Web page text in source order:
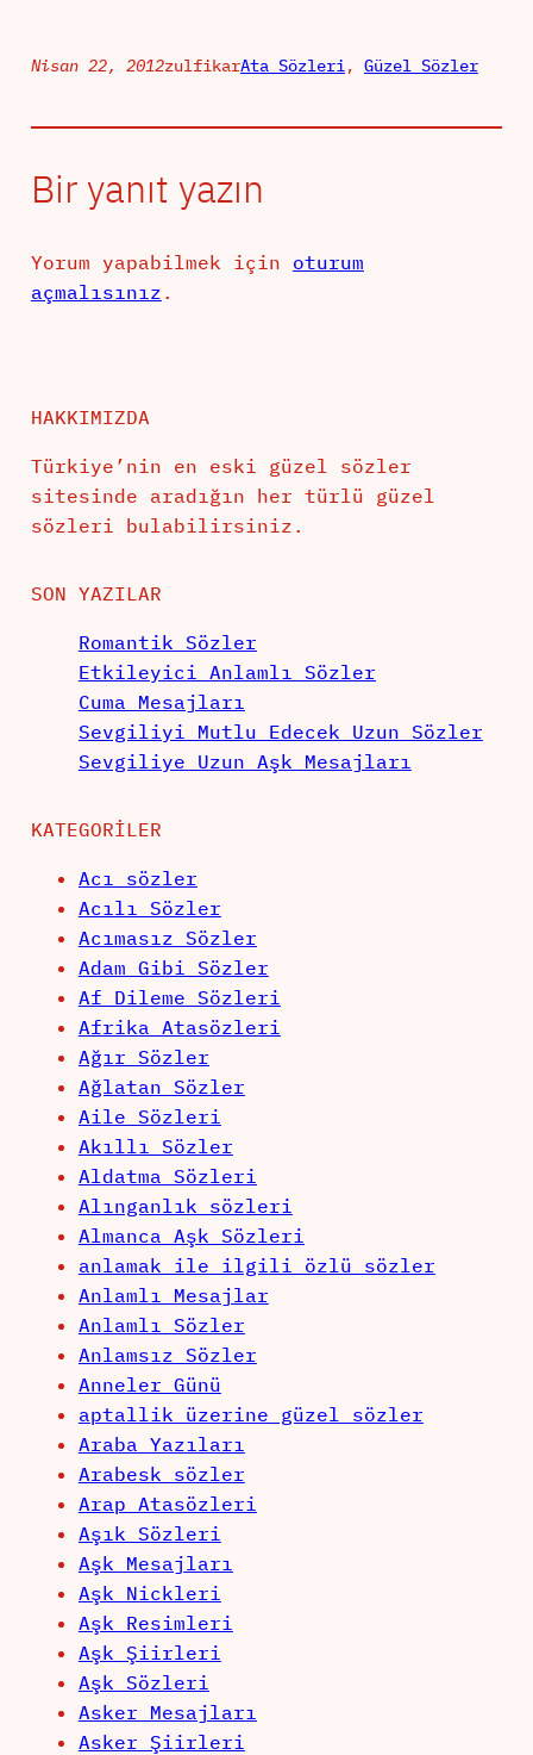
Nisan 22, 2012zulfikarAta Sözleri, Güzel Sözler
Bir yanıt yazın
Yorum yapabilmek için oturum
açmalısınız .
HAKKIMIZDA
Türkiye’nin en eski güzel sözler
sitesinde aradığın her türlü güzel
sözleri bulabilirsiniz.
SON YAZILAR
Romantik Sözler
Etkileyici Anlamlı Sözler
Cuma Mesajları
Sevgiliyi Mutlu Edecek Uzun Sözler
Sevgiliye Uzun Aşk Mesajları
KATEGORILER
Acı sözler
Acılı Sözler
Acımasız Sözler
Adam Gibi Sözler
Af Dileme Sözleri
Afrika Atasözleri
Ağır Sözler
Ağlatan Sözler
Aile Sözleri
Akıllı Sözler
Aldatma Sözleri
Alınganlık sözleri
Almanca Aşk Sözleri
anlamak ile ilgili özlü sözler
Anlamlı Mesajlar
Anlamlı Sözler
Anlamsız Sözler
Anneler Günü
aptallik üzerine güzel sözler
Araba Yazıları
Arabesk sözler
Arap Atasözleri
Aşık Sözleri
Aşk Mesajları
Aşk Nickleri
Aşk Resimleri
Aşk Şiirleri
Aşk Sözleri
Asker Mesajları
Asker Şiirleri